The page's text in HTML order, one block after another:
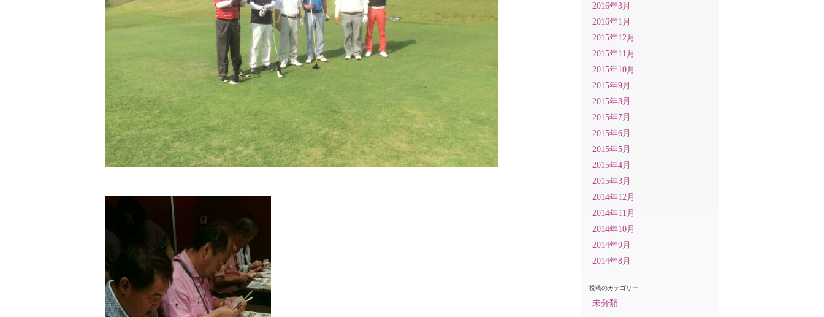
2016年3月
2016年1月
2015年12月
2015年11月
2015年10月
2015年9月
2015年8月
2015年7月
2015年6月
2015年5月
2015年4月
2015年3月
2014年12月
2014年11月
2014年10月
2014年9月
2014年8月
投稿のカテゴリー
未分類